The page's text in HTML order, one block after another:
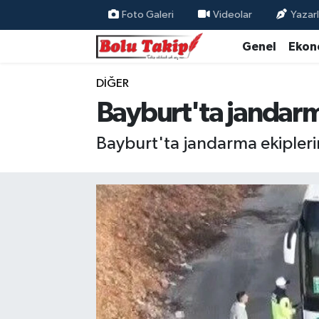
Foto Galeri Videolar
Genel
DIĞER
Bayburt'ta
Bayburt'ta jandarma